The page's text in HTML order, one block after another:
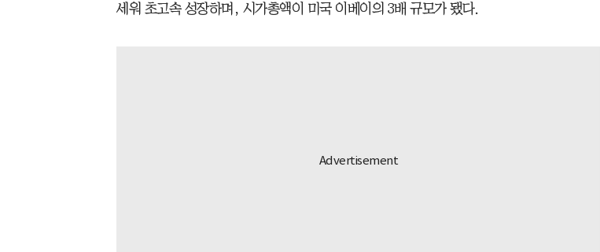
세워 초고속 성장하며, 시가총액이 미국 이베이의 3배 규모가 됐다.